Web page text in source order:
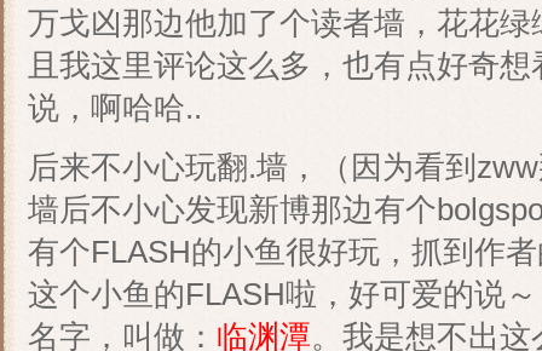
万戈凶那边他加了个读者墙，花花
且我这里评论这么多，也有点好奇
说，啊哈哈..
后来不小心玩翻.墙，（因为看到
墙后不小心发现新博那边有个
有个FLASH的小鱼很好玩，抓到作
这个小鱼的FLASH啦，好可爱的说
名字，叫做： 临渊潭。我是想不出